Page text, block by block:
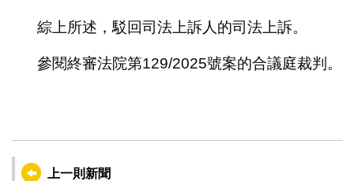
綜上所述，駁回司法上訴人的司法上訴。
參閱終審法院第129/2025號案的合議庭裁判。
上一則新聞